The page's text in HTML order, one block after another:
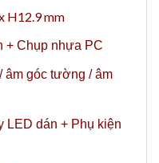
H12.9 mm
+ Chụp nhựa PC
âm góc tường / âm
LED dán + Phụ kiện